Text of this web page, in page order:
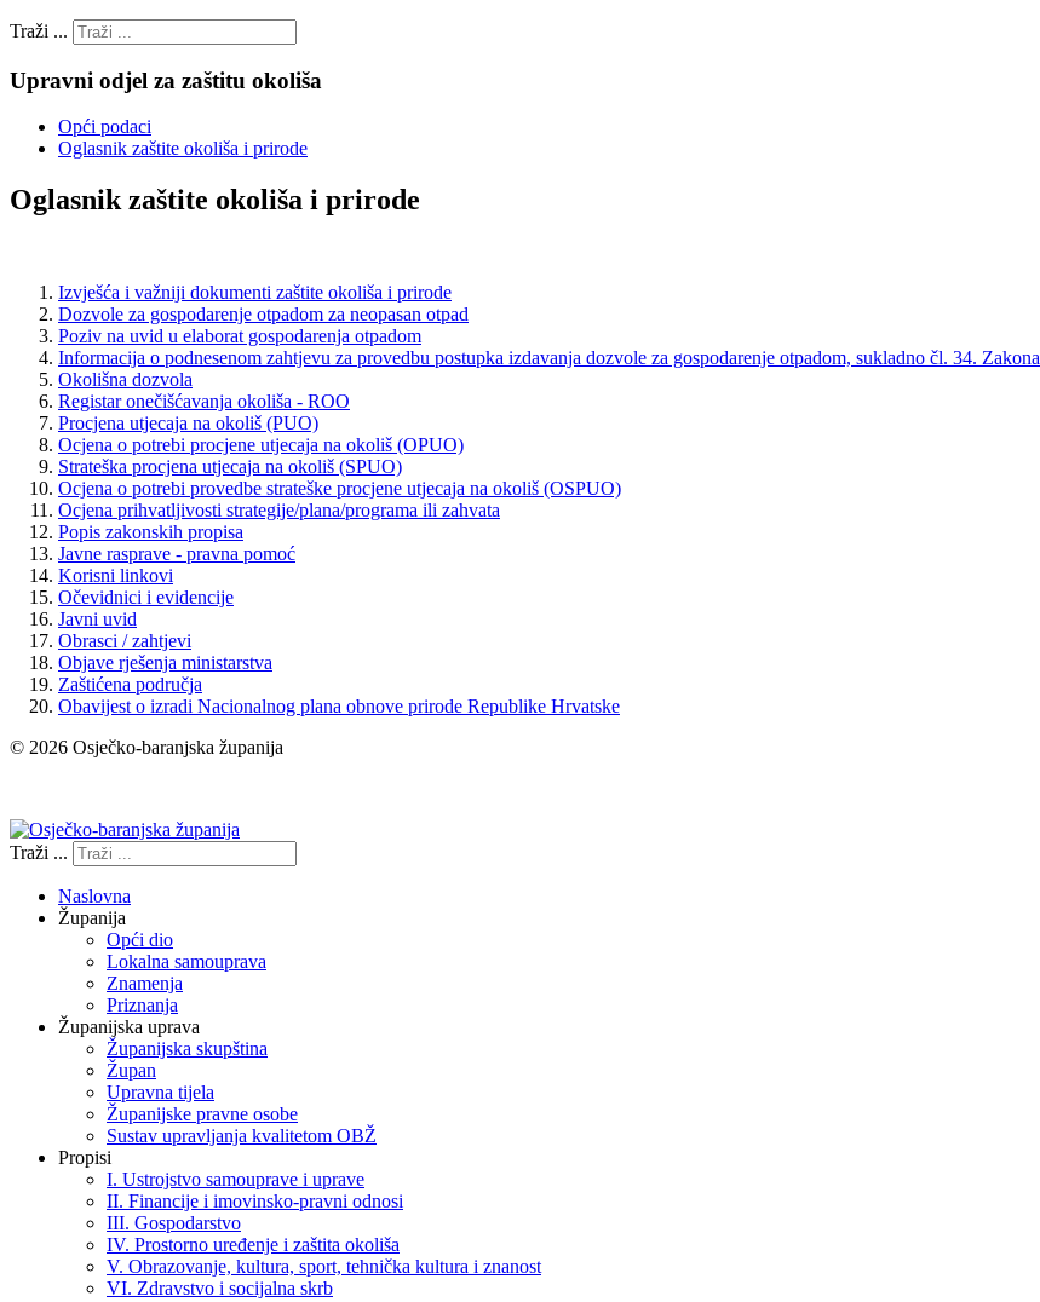
Traži ...
Upravni odjel za zaštitu okoliša
Opći podaci
Oglasnik zaštite okoliša i prirode
Oglasnik zaštite okoliša i prirode
Izvješća i važniji dokumenti zaštite okoliša i prirode
Dozvole za gospodarenje otpadom za neopasan otpad
Poziv na uvid u elaborat gospodarenja otpadom
Informacija o podnesenom zahtjevu za provedbu postupka izdavanja dozvole za gospodarenje otpadom, sukladno čl. 34. Zakona
Okolišna dozvola
Registar onečišćavanja okoliša - ROO
Procjena utjecaja na okoliš (PUO)
Ocjena o potrebi procjene utjecaja na okoliš (OPUO)
Strateška procjena utjecaja na okoliš (SPUO)
Ocjena o potrebi provedbe strateške procjene utjecaja na okoliš (OSPUO)
Ocjena prihvatljivosti strategije/plana/programa ili zahvata
Popis zakonskih propisa
Javne rasprave - pravna pomoć
Korisni linkovi
Očevidnici i evidencije
Javni uvid
Obrasci / zahtjevi
Objave rješenja ministarstva
Zaštićena područja
Obavijest o izradi Nacionalnog plana obnove prirode Republike Hrvatske
© 2026 Osječko-baranjska županija
Traži ...
Naslovna
Županija
Opći dio
Lokalna samouprava
Znamenja
Priznanja
Županijska uprava
Županijska skupština
Župan
Upravna tijela
Županijske pravne osobe
Sustav upravljanja kvalitetom OBŽ
Propisi
I. Ustrojstvo samouprave i uprave
II. Financije i imovinsko-pravni odnosi
III. Gospodarstvo
IV. Prostorno uređenje i zaštita okoliša
V. Obrazovanje, kultura, sport, tehnička kultura i znanost
VI. Zdravstvo i socijalna skrb